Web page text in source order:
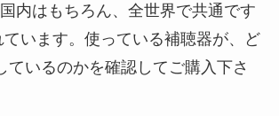
内はもちろん、全世界で共通です
います。使っている補聴器が、ど
ているのかを確認してご購入下さ